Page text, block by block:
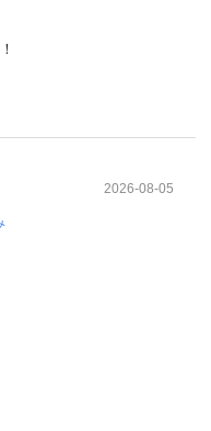
2026-08-05